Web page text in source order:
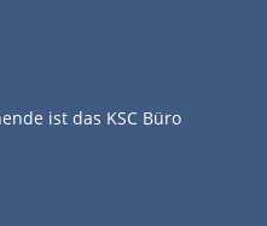
ist das KSC Büro